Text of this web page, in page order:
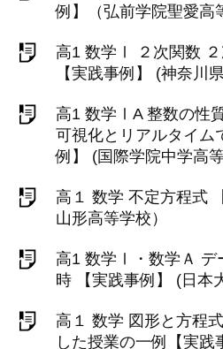
例】（弘前学院聖愛高
高1 数学Ⅰ ２次関数
【実践事例】 (神奈川
高1 数学ⅠA 整数の性
可視化とリアルタイム
例】 (国際学院中学高等
高１ 数学 不定方程式
山形高等学校）
高1 数学Ⅰ・数学Ａ デ
時 【実践事例】 (日本
高１ 数学 図形と方程
した授業の一例【実践